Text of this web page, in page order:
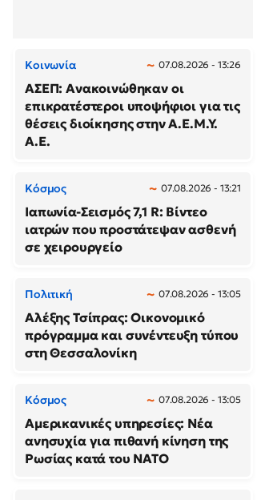
Κοινωνία 07.08.2026 - 13:26
ΑΣΕΠ: Ανακοινώθηκαν οι
επικρατέστεροι υποψήφιοι για τις
θέσεις διοίκησης στην Α.Ε.Μ.Υ.
Α.Ε.
Κόσμος 07.08.2026 - 13:21
Ιαπωνία-Σεισμός 7,1 R: Βίντεο
ιατρών που προστάτεψαν ασθενή
σε χειρουργείο
Πολιτική 07.08.2026 - 13:05
Αλέξης Τσίπρας: Οικονομικό
πρόγραμμα και συνέντευξη τύπου
στη Θεσσαλονίκη
Κόσμος 07.08.2026 - 13:05
Αμερικανικές υπηρεσίες: Νέα
ανησυχία για πιθανή κίνηση της
Ρωσίας κατά του ΝΑΤΟ